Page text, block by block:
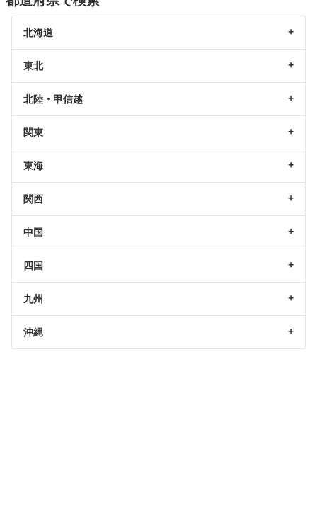
北海道
東北
北陸・甲信越
関東
東海
関西
中国
四国
九州
沖縄